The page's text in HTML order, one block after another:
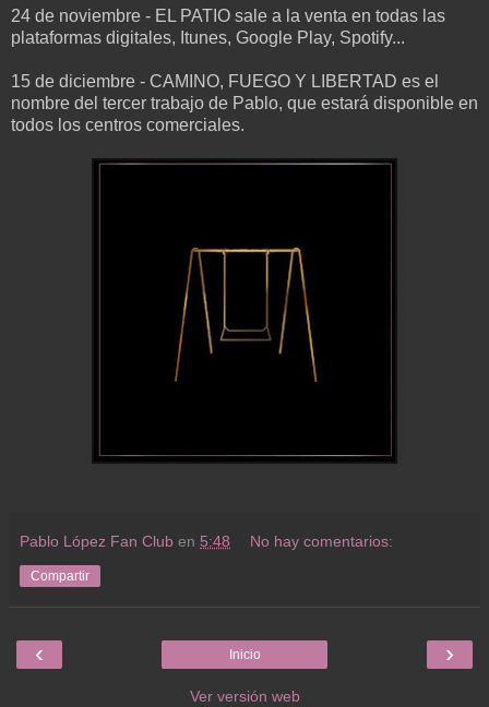
24 de noviembre - EL PATIO sale a la venta en todas las
plataformas digitales, Itunes, Google Play, Spotify...
15 de diciembre - CAMINO, FUEGO Y LIBERTAD es el
nombre del tercer trabajo de Pablo, que estará disponible en
todos los centros comerciales.
Pablo López Fan Club en 5:48 No hay comentarios:
Compartir
‹ ›
Inicio
Ver versión web